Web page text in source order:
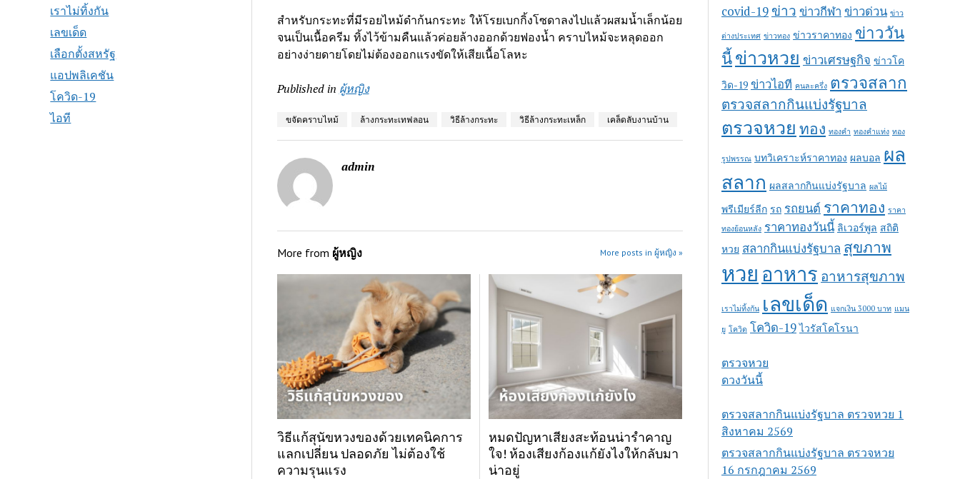
เราไม่ทิ้งกัน
เลขเด็ด
เลือกตั้งสหรัฐ
แอปพลิเคชัน
โควิด-19
ไอที
สำหรับกระทะที่มีรอยไหม้ดำก้นกระทะ ให้โรยเบกกิ้งโซดาลงไปแล้วผสมน้ำเล็กน้อย
จนเป็นเนื้อครีม ทิ้งไว้ข้ามคืนแล้วค่อยล้างออกด้วยฟองน้ำ คราบไหม้จะหลุดออก
อย่างง่ายดายโดยไม่ต้องออกแรงขัดให้เสียเนื้อโลหะ
Published in ผู้หญิง
ขจัดคราบไหม้ ล้างกระทะเทฟลอน วิธีล้างกระทะ วิธีล้างกระทะเหล็ก เคล็ดลับงานบ้าน
admin
More from ผู้หญิง More posts in ผู้หญิง »
วิธีแก้สุนัขหวงของด้วยเทคนิคการ
แลกเปลี่ยน ปลอดภัย ไม่ต้องใช้
ความรุนแรง
หมดปัญหาเสียงสะท้อนน่ารำคาญ
ใจ! ห้องเสียงก้องแก้ยังไงให้กลับมา
น่าอยู่
covid-19 ข่าว ข่าวกีฬา ข่าวด่วน ข่าว
ต่างประเทศ ข่าวทอง ข่าวราคาทอง ข่าววัน
นี้ข่าวหวย ข่าวเศรษฐกิจ ข่าวโค
วิด-19 ข่าวไอที คนละครึ่ง ตรวจสลาก
ตรวจสลากกินแบ่งรัฐบาล
ตรวจหวย ทอง ทองคำ ทองคำแท่ง ทอง
รูปพรรณ บทวิเคราะห์ราคาทอง ผลบอล ผล
สลาก ผลสลากกินแบ่งรัฐบาล ผลไม้
พรีเมียร์ลีก รถ รถยนต์ ราคาทอง ราคา
ทองย้อนหลัง ราคาทองวันนี้ ลิเวอร์พูล สถิติ
หวย สลากกินแบ่งรัฐบาล สุขภาพ
หวย อาหาร อาหารสุขภาพ
เราไม่ทิ้งกัน เลขเด็ด แจกเงิน 3000 บาท แมน
ยู โควิด โควิด-19 ไวรัสโคโรนา
ตรวจหวย
ดวงวันนี้
ตรวจสลากกินแบ่งรัฐบาล ตรวจหวย 1
สิงหาคม 2569
ตรวจสลากกินแบ่งรัฐบาล ตรวจหวย
16 กรกฎาคม 2569